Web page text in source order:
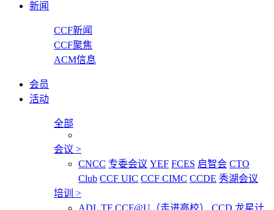
新闻
CCF新闻
CCF聚焦
ACM信息
会员
活动
全部
会议 >
CNCC 专委会议 YEF FCES 启智会 CTO
Club CCF UIC CCF CIMC CCDE 秀湖会议
培训 >
ADL TF CCF@U（走进高校） CCD 龙星计